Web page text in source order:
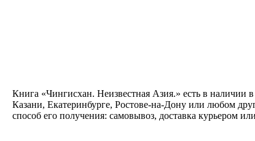
Книга «Чингисхан. Неизвестная Азия.» есть в наличии
Казани, Екатеринбурге, Ростове-на-Дону или любом
способ его получения: самовывоз, доставка курьером